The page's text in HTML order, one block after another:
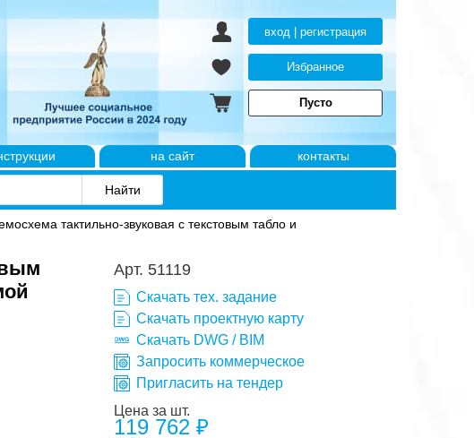
вход | регистрация
Избранное
Пусто
на сайт контакты
тактильно-звуковая с текстовым табло и
Арт. 51119
Скачать тех. задание
Скачать проектную карту
Скачать DWG / BIM
Запросить коммерческое
Пригласить на тендер
Цена за шт.
119 762 ₽